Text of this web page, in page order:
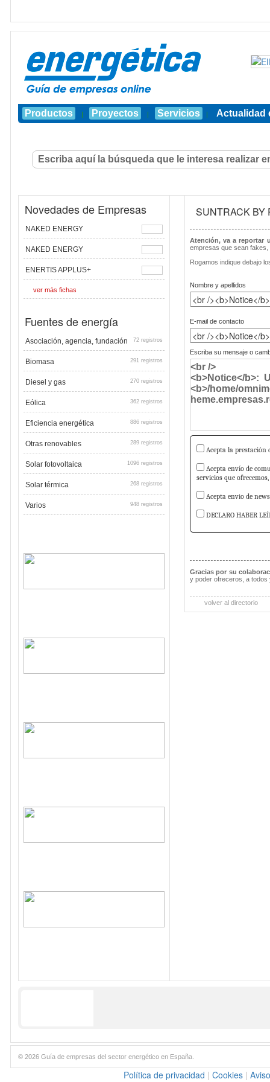
Productos | Proyectos | Servicios | Actualidad
Novedades de Empresas
NAKED ENERGY
NAKED ENERGY
ENERTIS APPLUS+
ver más fichas
Fuentes de energía
Asociación, agencia, fundación 72 registros
Biomasa 291 registros
Diesel y gas 270 registros
Eólica 362 registros
Eficiencia energética 886 registros
Otras renovables 289 registros
Solar fotovoltaica 1096 registros
Solar térmica 268 registros
Varios 948 registros
SUNTRACK BY
Atención, va a reportar
empresas que sean
Rogamos indique debajo
Nombre y apellidos
E-mail de contacto
Escriba su mensaje o
Acepta la prestación
Acepta envío de
servicios que
Acepta envio de
DECLARO HABER
Gracias por su
y poder ofreceros, a todos
volver al directorio
© 2026 Guía de empresas del sector energético en España.
Política de privacidad | Cookies |